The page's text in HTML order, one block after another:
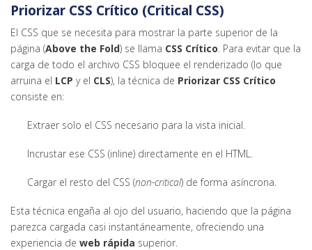
Priorizar CSS Crítico (Critical CSS)
El CSS que se necesita para mostrar la parte superior de la
página (Above the Fold) se llama CSS Crítico. Para evitar que la
carga de todo el archivo CSS bloquee el renderizado (lo que
arruina el LCP y el CLS), la técnica de Priorizar CSS Crítico
consiste en:
Extraer solo el CSS necesario para la vista inicial.
Incrustar ese CSS (inline) directamente en el HTML.
Cargar el resto del CSS (non-critical) de forma asíncrona.
Esta técnica engaña al ojo del usuario, haciendo que la página
parezca cargada casi instantáneamente, ofreciendo una
experiencia de web rápida superior.